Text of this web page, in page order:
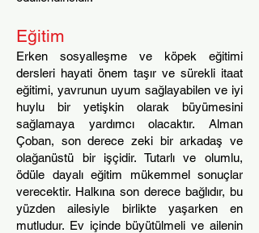
Eğitim
Erken sosyalleşme ve köpek eğitimi
dersleri hayati önem taşır ve sürekli itaat
eğitimi, yavrunun uyum sağlayabilen ve iyi
huylu bir yetişkin olarak büyümesini
sağlamaya yardımcı olacaktır. Alman
Çoban, son derece zeki bir arkadaş ve
olağanüstü bir işçidir. Tutarlı ve olumlu,
ödüle dayalı eğitim mükemmel sonuçlar
verecektir. Halkına son derece bağlıdır, bu
yüzden ailesiyle birlikte yaşarken en
mutludur. Ev içinde büyütülmeli ve ailenin